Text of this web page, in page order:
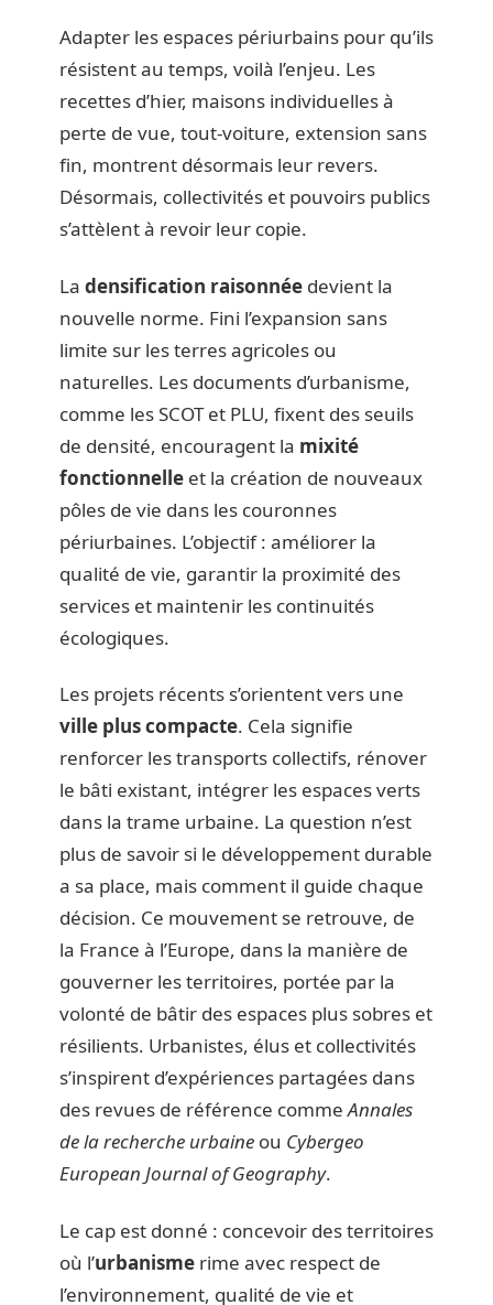
Adapter les espaces périurbains pour qu’ils
résistent au temps, voilà l’enjeu. Les
recettes d’hier, maisons individuelles à
perte de vue, tout-voiture, extension sans
fin, montrent désormais leur revers.
Désormais, collectivités et pouvoirs publics
s’attèlent à revoir leur copie.
La densification raisonnée devient la
nouvelle norme. Fini l’expansion sans
limite sur les terres agricoles ou
naturelles. Les documents d’urbanisme,
comme les SCOT et PLU, fixent des seuils
de densité, encouragent la mixité
fonctionnelle et la création de nouveaux
pôles de vie dans les couronnes
périurbaines. L’objectif : améliorer la
qualité de vie, garantir la proximité des
services et maintenir les continuités
écologiques.
Les projets récents s’orientent vers une
ville plus compacte. Cela signifie
renforcer les transports collectifs, rénover
le bâti existant, intégrer les espaces verts
dans la trame urbaine. La question n’est
plus de savoir si le développement durable
a sa place, mais comment il guide chaque
décision. Ce mouvement se retrouve, de
la France à l’Europe, dans la manière de
gouverner les territoires, portée par la
volonté de bâtir des espaces plus sobres et
résilients. Urbanistes, élus et collectivités
s’inspirent d’expériences partagées dans
des revues de référence commeAnnales
de la recherche urbaine ou Cybergeo
European Journal of Geography.
Le cap est donné : concevoir des territoires
où l’urbanisme rime avec respect de
l’environnement, qualité de vie et